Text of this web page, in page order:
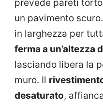
prevede pareti
un pavimento
in larghezza per
ferma a un’altezza
lasciando libera la
muro. Il
desaturato,